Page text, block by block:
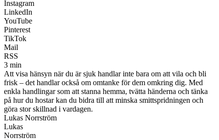
Instagram
LinkedIn
YouTube
Pinterest
TikTok
Mail
RSS
3 min
Att visa hänsyn när du är sjuk handlar inte bara om att vila och bli
frisk – det handlar också om omtanke för dem omkring dig. Med
enkla handlingar som att stanna hemma, tvätta händerna och tänka
på hur du hostar kan du bidra till att minska smittspridningen och
göra stor skillnad i vardagen.
Lukas Norrström
Lukas
Norrström